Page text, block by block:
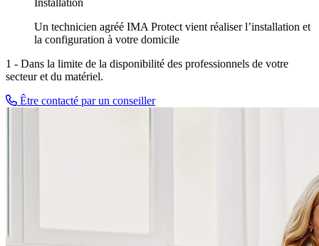
Installation
Un technicien agréé IMA Protect vient réaliser l’installation et
la configuration à votre domicile
1 - Dans la limite de la disponibilité des professionnels de votre
secteur et du matériel.
Être contacté par un conseiller